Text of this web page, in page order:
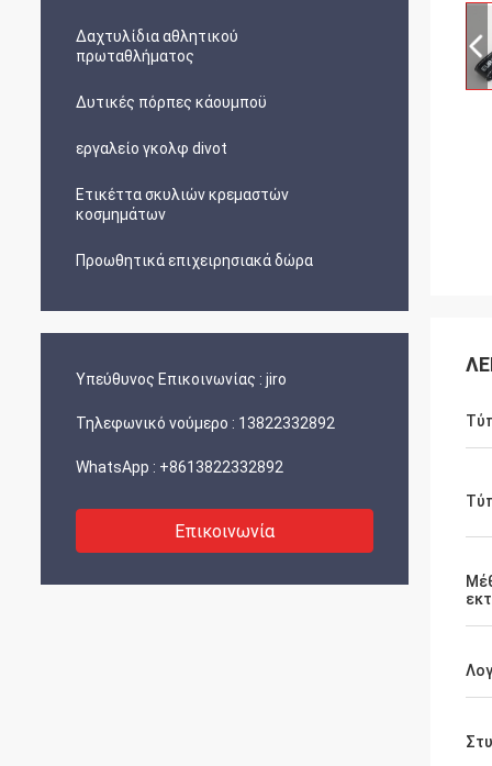
Δαχτυλίδια αθλητικού
πρωταθλήματος
Δυτικές πόρπες κάουμποϋ
εργαλείο γκολφ divot
Ετικέττα σκυλιών κρεμαστών
κοσμημάτων
Προωθητικά επιχειρησιακά δώρα
Υπεύθυνος Επικοινωνίας : jiro
Τηλεφωνικό νούμερο : 13822332892
WhatsApp : +8613822332892
Επικοινωνία